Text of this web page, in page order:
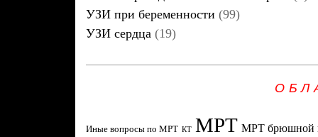
УЗИ при беременности (99)
УЗИ сердца (19)
Иные вопросы по МРТ КТ МРТ МРТ брюшной